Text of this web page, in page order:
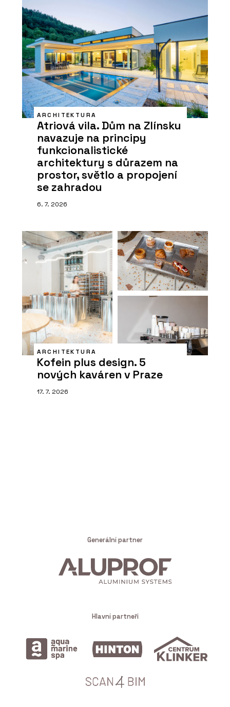
ARCHITEKTURA
Atriová vila. Dům na Zlínsku
navazuje na principy
funkcionalistické
architektury s důrazem na
prostor, světlo a propojení
se zahradou
6. 7. 2026
ARCHITEKTURA
Kofein plus design. 5
nových kaváren v Praze
17. 7. 2026
Generální partner
Hlavní partneři